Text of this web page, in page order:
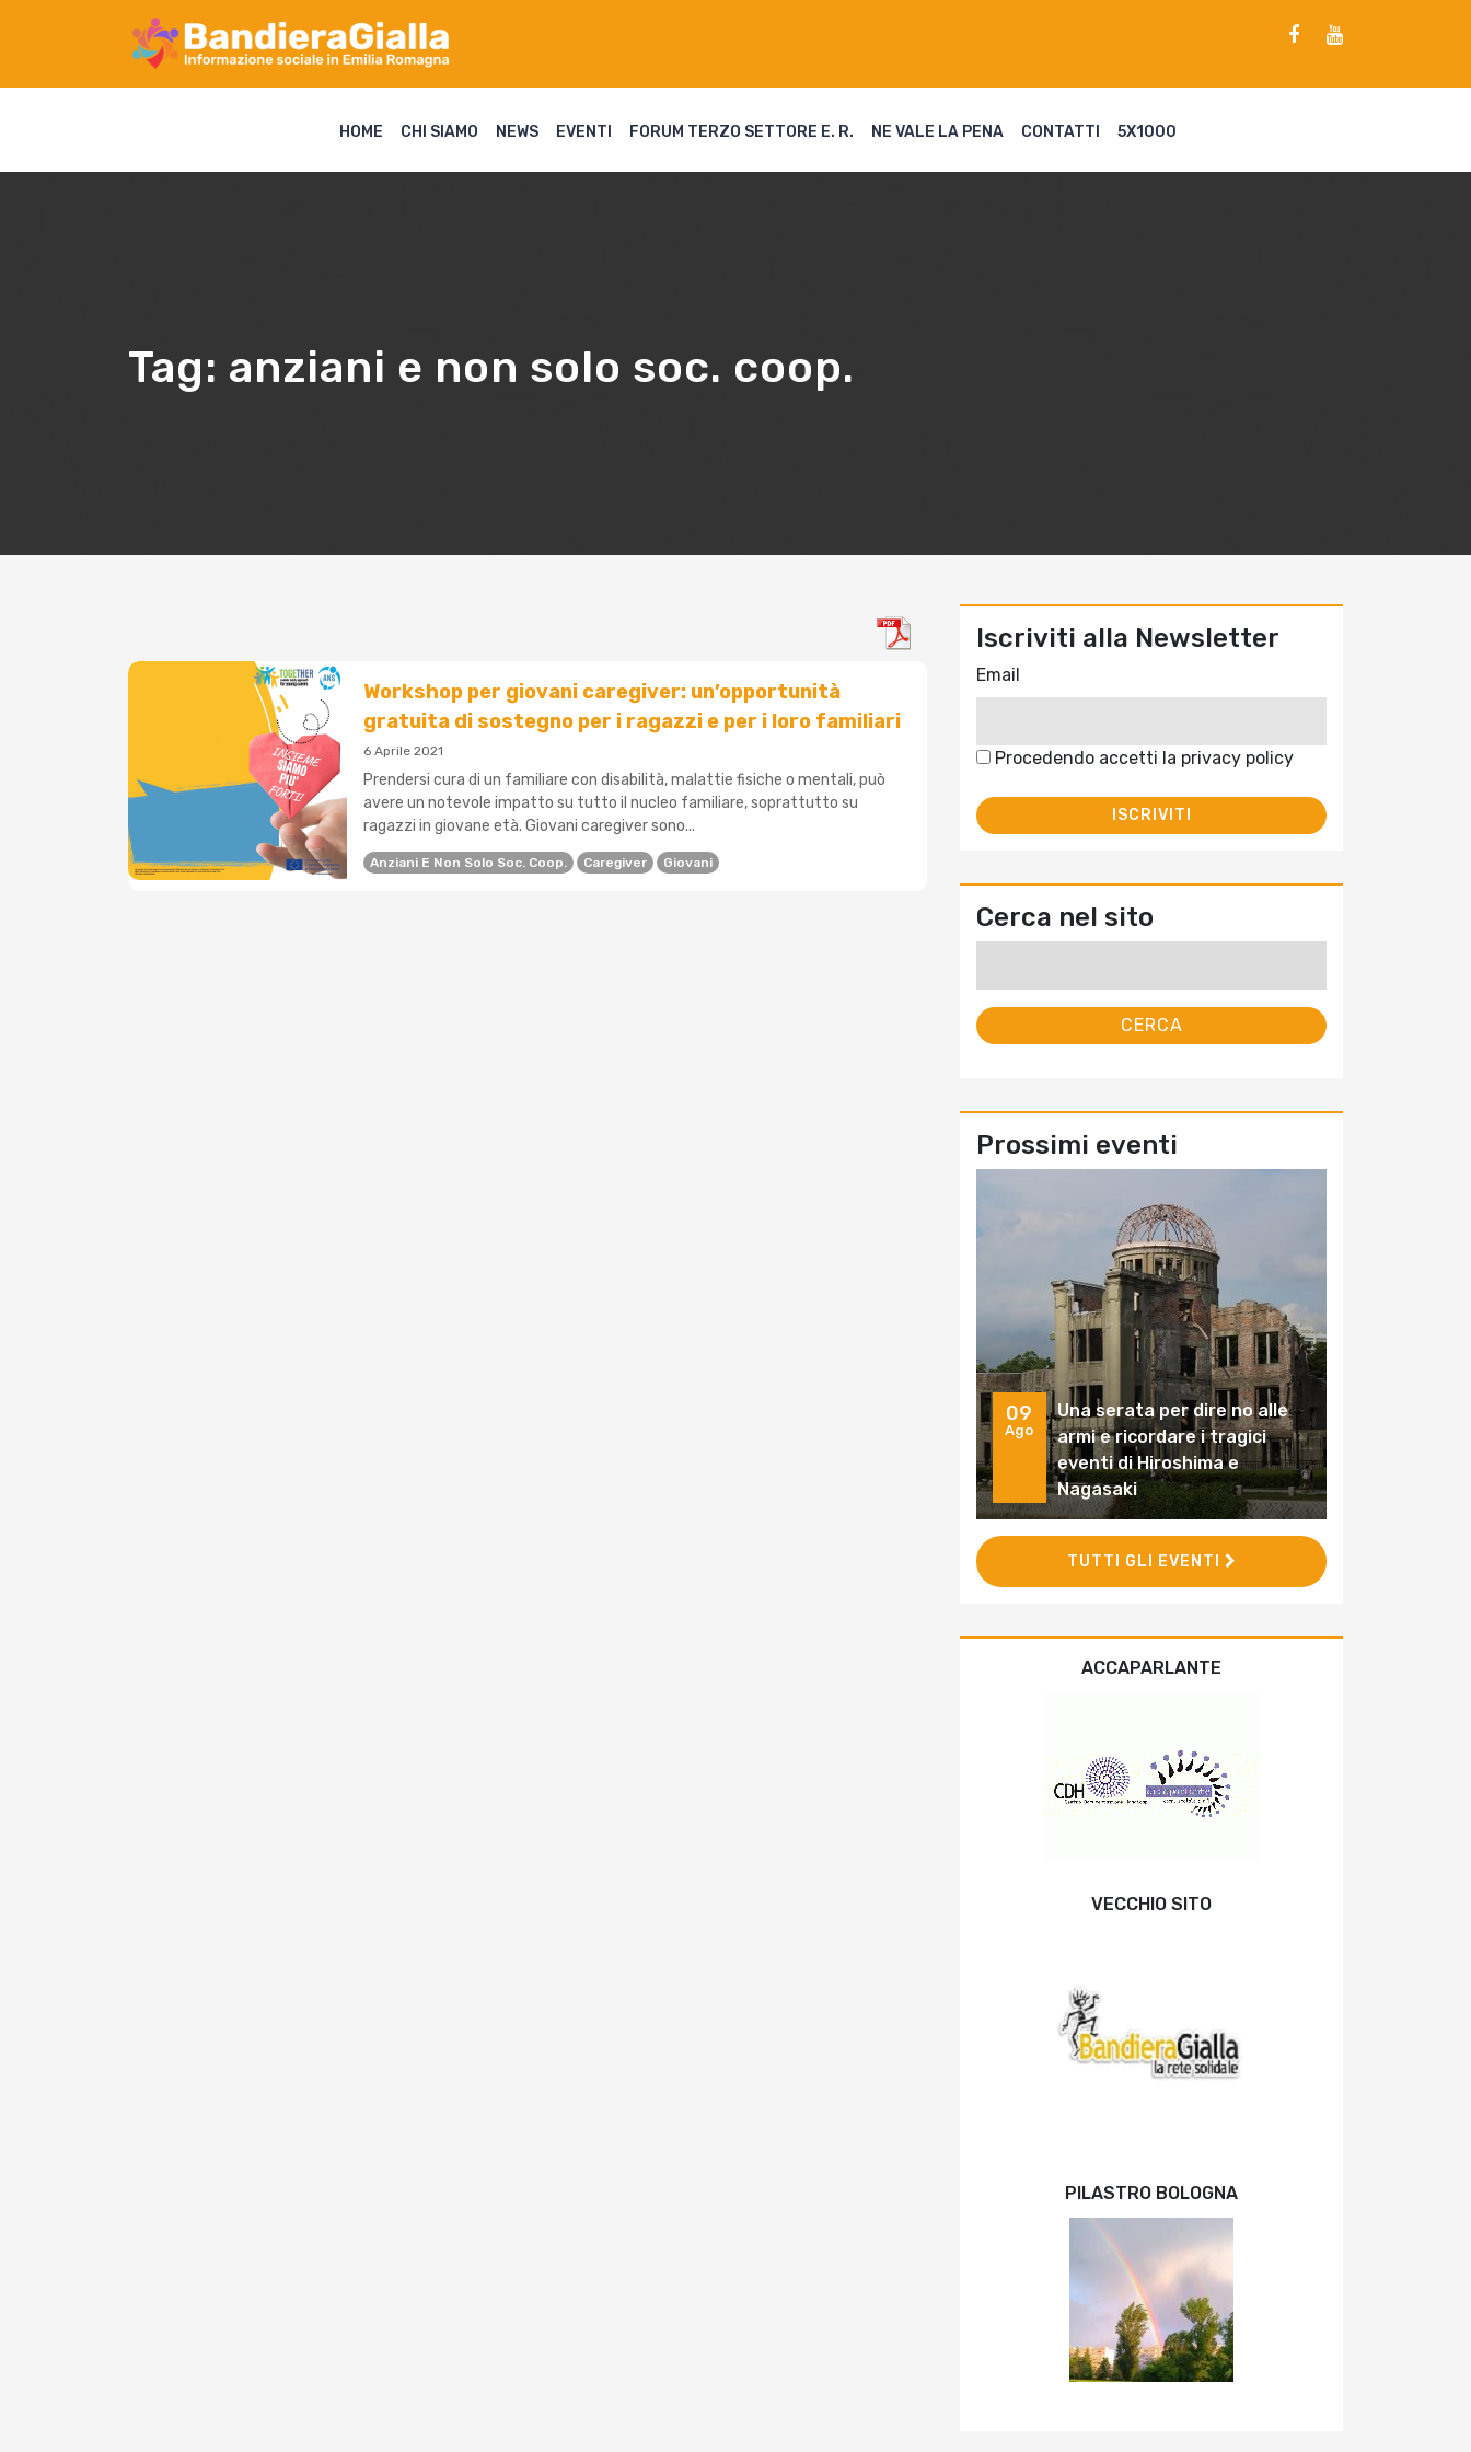
HOME CHI SIAMO NEWS EVENTI FORUM TERZO SETTORE E. R. NE VALE LA PENA CONTATTI 5X1000
Tag: anziani e non solo soc. coop.
Workshop per giovani caregiver: un’opportunità
gratuita di sostegno per i ragazzi e per i loro familiari
6 Aprile 2021
Prendersi cura di un familiare con disabilità, malattie fisiche o mentali, può
avere un notevole impatto su tutto il nucleo familiare, soprattutto su
ragazzi in giovane età. Giovani caregiver sono...
Anziani E Non Solo Soc. Coop. Caregiver Giovani
Iscriviti alla Newsletter
Email
Procedendo accetti la privacy policy
Cerca nel sito
Prossimi eventi
09
Ago
Una serata per dire no alle
armi e ricordare i tragici
eventi di Hiroshima e
Nagasaki
TUTTI GLI EVENTI
ACCAPARLANTE
VECCHIO SITO
PILASTRO BOLOGNA